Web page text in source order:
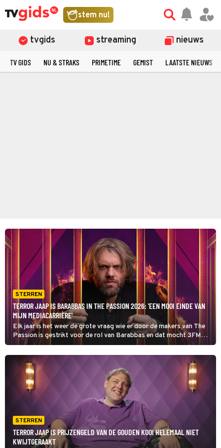
stem nu!
tvgids streaming nieuws
TV GIDS NU & STRAKS PRIMETIME GEMIST LAATSTE NIEUWS
STERREN
TERROR JAAP IS BARABBAS IN THE PASSION 2026: 'EEN MOOI EINDE VAN
MIJN MEDIACARRIÈRE'
Elk jaar is het weer de grote vraag wie er door de makers van The
Passion is gestrikt voor de rol van Barabbas en dat mocht 3FM
donderdagochtend onthullen.
STERREN
TERROR JAAP IS PRIJZENGELD VAN DE GOUDEN KOOI HELEMAAL NIET
KWIJTGERAAKT